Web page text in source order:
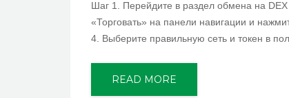
Шаг 1. Перейдите в раздел обмена на
«Торговать» на панели навигации и
4. Выберите правильную сеть и токен в
READ MORE